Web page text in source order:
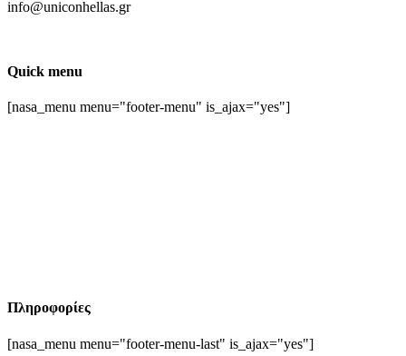
info@uniconhellas.gr
Quick menu
[nasa_menu menu="footer-menu" is_ajax="yes"]
Πληροφορίες
[nasa_menu menu="footer-menu-last" is_ajax="yes"]